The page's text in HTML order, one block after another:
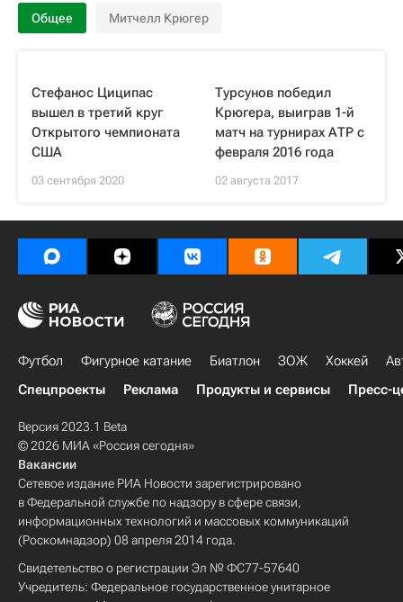
Общее Митчелл Крюгер
Стефанос Циципас
вышел в третий круг
Открытого чемпионата
США
03 сентября 2020
Турсунов победил
Крюгера, выиграв 1-й
матч на турнирах АТР с
февраля 2016 года
02 августа 2017
Футбол Фигурное катание Биатлон ЗОЖ Хоккей
Спецпроекты
Реклама Продукты и сервисы Пресс-
Версия 2023.1 Beta
© 2026 МИА «Россия сегодня»
Вакансии
Сетевое издание РИА Новости зарегистрировано
в Федеральной службе по надзору в сфере связи,
информационных технологий и массовых коммуникаций
(Роскомнадзор) 08 апреля 2014 года.
Свидетельство о регистрации Эл № ФС77-57640
Учредитель: Федеральное государственное унитарное